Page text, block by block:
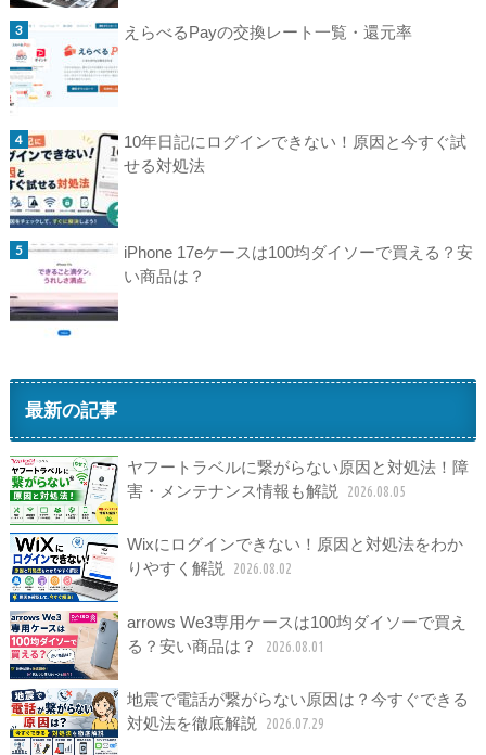
えらべるPayの交換レート一覧・還元率
10年日記にログインできない！原因と今すぐ試
せる対処法
iPhone 17eケースは100均ダイソーで買える？安
い商品は？
最新の記事
ヤフートラベルに繋がらない原因と対処法！障
害・メンテナンス情報も解説
2026.08.05
Wixにログインできない！原因と対処法をわか
りやすく解説 2026.08.02
arrows We3専用ケースは100均ダイソーで買え
る？安い商品は？
2026.08.01
地震で電話が繋がらない原因は？今すぐできる
対処法を徹底解説 2026.07.29